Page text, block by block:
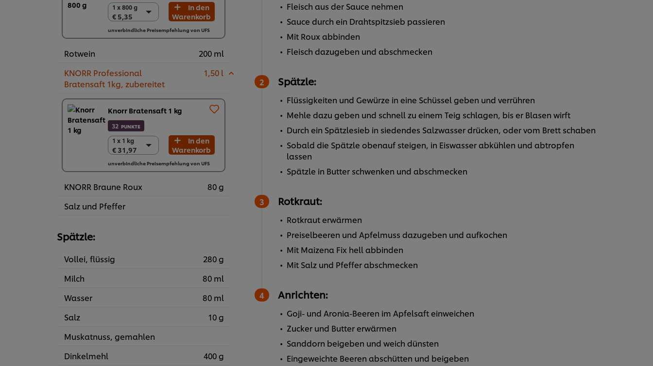
1 x 800 g
€ 5,35
1 x 800 g
€ 5,35
12 x 800 g
€ 64,20
In den
Warenkorb
unverbindliche Preisempfehlung von UFS
Rotwein
200 ml
KNORR Professional
Bratensaft 1kg, zubereitet
1,50 l
Knorr Bratensaft 1 kg
32 PUNKTE
1 x 1 kg
€ 31,97
1 x 1 kg
€ 31,97
6 x 1 kg
€ 191,82
In den
Warenkorb
unverbindliche Preisempfehlung von UFS
KNORR Braune Roux
80 g
Salz und Pfeffer
Spätzle:
Vollei, flüssig
280 g
Milch
80 ml
Wasser
80 ml
Salz
10 g
Muskatnuss, gemahlen
Dinkelmehl
400 g
Fleisch aus der Sauce nehmen
Sauce durch ein Drahtspitzsieb passieren
Mit Roux abbinden
Fleisch dazugeben und abschmecken
Spätzle:
Flüssigkeiten und Gewürze in eine Schüssel geben und verrühren
Mehle dazu geben und schnell zu einem Teig schlagen, bis er Blasen wirft
Durch ein Spätzlesieb in siedendes Salzwasser drücken, oder vom Brett schaben
Sobald die Spätzle obenauf steigen, in Eiswasser abkühlen und abtropfen
lassen
Spätzle in Butter schwenken und abschmecken
Rotkraut:
Rotkraut erwärmen
Preiselbeeren und Apfelmuss dazugeben und aufkochen
Mit Maizena Fix hell abbinden
Mit Salz und Pfeffer abschmecken
Anrichten:
Goji- und Aronia-Beeren im Apfelsaft einweichen
Zucker und Butter erwärmen
Sanddorn beigeben und weich dünsten
Eingeweichte Beeren abschütten und beigeben